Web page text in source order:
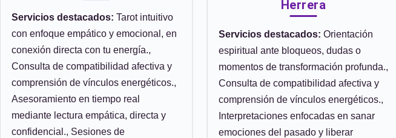
Servicios destacados: Tarot intuitivo
con enfoque empático y emocional, en
conexión directa con tu energía.,
Consulta de compatibilidad afectiva y
comprensión de vínculos energéticos.,
Asesoramiento en tiempo real
mediante lectura empática, directa y
confidencial., Sesiones de
Herrera
Servicios destacados: Orientación
espiritual ante bloqueos, dudas o
momentos de transformación profunda.,
Consulta de compatibilidad afectiva y
comprensión de vínculos energéticos.,
Interpretaciones enfocadas en sanar
emociones del pasado y liberar